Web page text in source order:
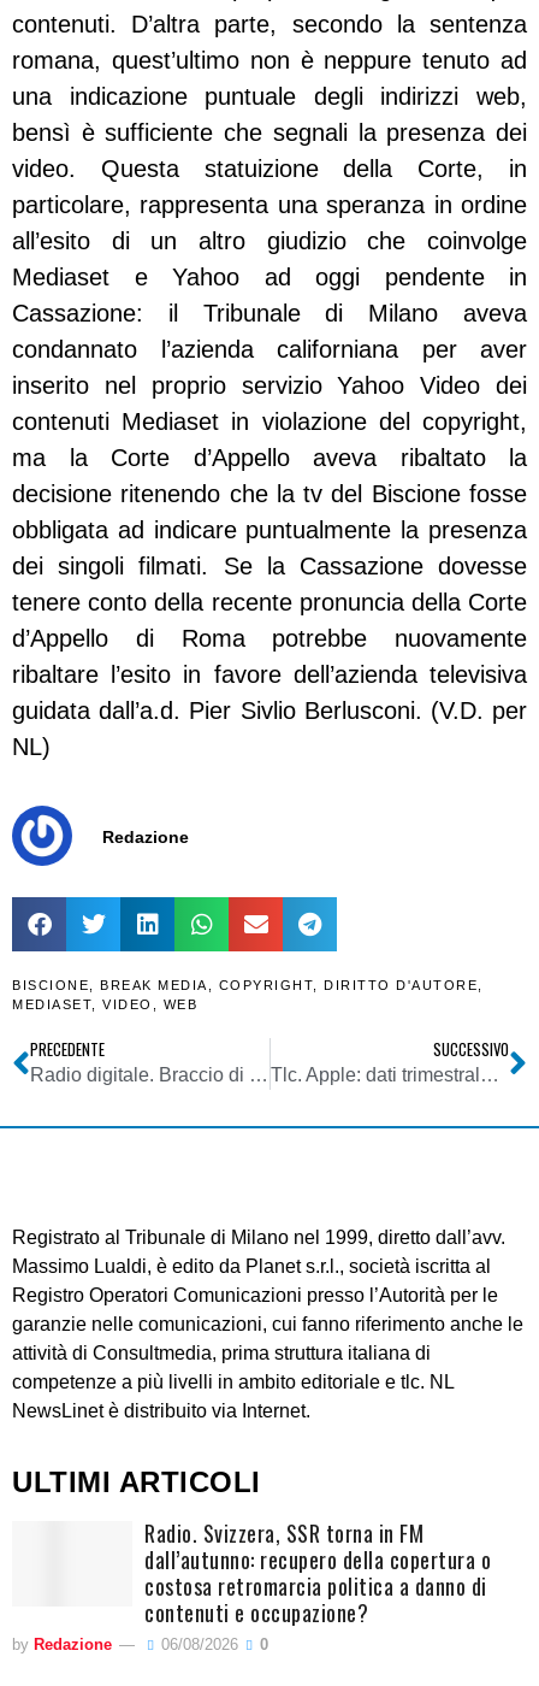
contenuti. D’altra parte, secondo la sentenza
romana, quest’ultimo non è neppure tenuto ad
una indicazione puntuale degli indirizzi web,
bensì è sufficiente che segnali la presenza dei
video. Questa statuizione della Corte, in
particolare, rappresenta una speranza in ordine
all’esito di un altro giudizio che coinvolge
Mediaset e Yahoo ad oggi pendente in
Cassazione: il Tribunale di Milano aveva
condannato l’azienda californiana per aver
inserito nel proprio servizio Yahoo Video dei
contenuti Mediaset in violazione del copyright,
ma la Corte d’Appello aveva ribaltato la
decisione ritenendo che la tv del Biscione fosse
obbligata ad indicare puntualmente la presenza
dei singoli filmati. Se la Cassazione dovesse
tenere conto della recente pronuncia della Corte
d’Appello di Roma potrebbe nuovamente
ribaltare l’esito in favore dell’azienda televisiva
guidata dall’a.d. Pier Sivlio Berlusconi. (V.D. per
NL)
Redazione
BISCIONE BREAK MEDIA COPYRIGHT DIRITTO D'AUTORE
MEDIASET
VIDEO WEB
PRECEDENTE
Radio digitale. Braccio di ferro tra TuneIn ed alcune emittenti europee. No allo sfruttamento unilaterale della pubblicità
SUCCESSIVO
Tlc. Apple: dati trimestrale positivi ma vendite iPhone in calo
Registrato al Tribunale di Milano nel 1999, diretto dall’avv.
Massimo Lualdi, è edito da Planet s.r.l., società iscritta al
Registro Operatori Comunicazioni presso l’Autorità per le
garanzie nelle comunicazioni, cui fanno riferimento anche le
attività di Consultmedia, prima struttura italiana di
competenze a più livelli in ambito editoriale e tlc. NL
NewsLinet è distribuito via Internet.
ULTIMI ARTICOLI
Radio. Svizzera, SSR torna in FM
dall’autunno: recupero della copertura o
costosa retromarcia politica a danno di
contenuti e occupazione?
by Redazione 06/08/2026 0